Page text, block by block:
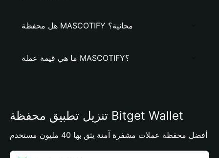
هل محفظة MASCOTIFY مجانية؟
ما هي قيمة عملة MASCOTIFY؟
تنزيل تطبيق محفظة Bitget Wallet
أفضل محفظة عملات مشفرة آمنة يثق بها 40 مليون مستخدم